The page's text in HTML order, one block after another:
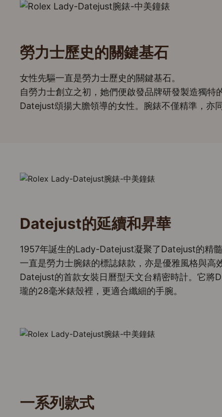
勞力士歷史的關鍵基石
女性先驅一直是勞力士歷史的關鍵基石。
自勞力士創立之初，她們便啟發品牌研發製造獨
Datejust頌揚大膽領導的女性。腕錶不僅精準，亦
Datejust的延續和昇華
1957年誕生的Lady-Datejust凝聚了Datejust的精
一直是勞力士腕錶的標誌錶款，亦是優雅風格與
Datejust的首款女裝日曆型天文台精密時計。它將
瓏的28毫米錶殼裡，更適合纖細的手腕。
一系列款式